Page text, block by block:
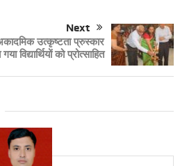
Next
उत्कृष्टता प्रुस्कार
विद्यार्थियों को प्रोत्साहित